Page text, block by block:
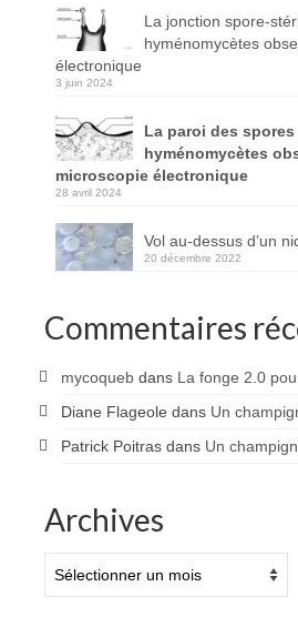
La jonction spore-
hyménomycètes
électronique
3 juin 2024
La paroi des spores
hyménomycètes
microscopie électronique
28 avril 2024
Vol au-dessus d’un
20 décembre 2022
Commentaires
mycoqueb dans La fonge 2.0
Diane Flageole dans Un
Patrick Poitras dans Un
Archives